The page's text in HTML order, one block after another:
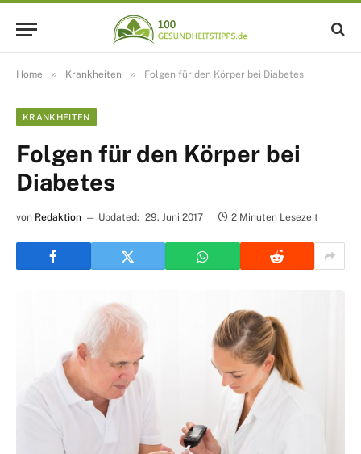
Home » Krankheiten » Folgen für den Körper bei Diabetes
KRANKHEITEN
Folgen für den Körper bei
Diabetes
von Redaktion Updated: 29. Juni 2017 2 Minuten Lesezeit